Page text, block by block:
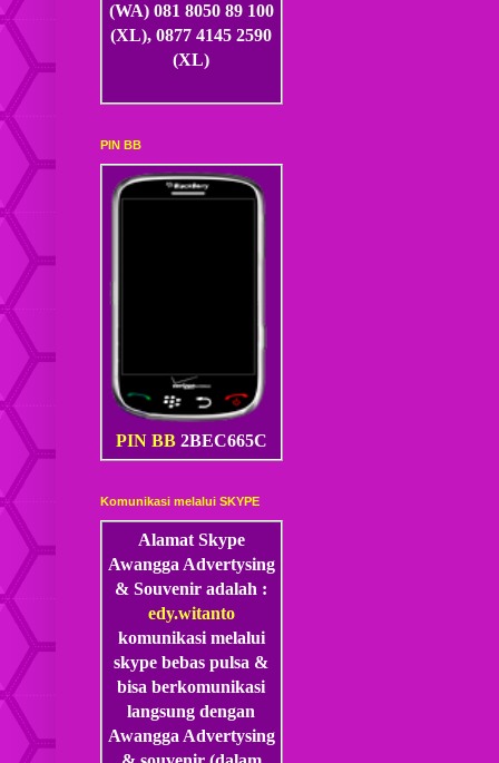
(WA) 081 8050 89 100
(XL), 0877 4145 2590
(XL)
PIN BB
PIN BB 2BEC665C
Komunikasi melalui SKYPE
Alamat Skype
Awangga Advertysing
& Souvenir adalah :
edy.witanto
komunikasi melalui
skype bebas pulsa &
bisa berkomunikasi
langsung dengan
Awangga Advertysing